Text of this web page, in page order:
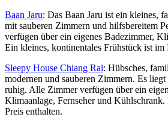
Baan Jaru: Das Baan Jaru ist ein kleines,
mit sauberen Zimmern und hilfsbereitem
verfügen über ein eigenes Badezimmer,
Ein kleines, kontinentales Frühstück ist im
Sleepy House Chiang Rai: Hübsches,
modernen und sauberen Zimmern. Es
ruhig. Alle Zimmer verfügen über ein
Klimaanlage, Fernseher und
Preis enthalten.